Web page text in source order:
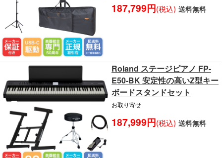
187,799円(税込) 送料無料
Roland ステージピアノ FP-
E50-BK 安定性の高いZ型キー
ボードスタンドセット
お取り寄せ
187,999円(税込) 送料無料